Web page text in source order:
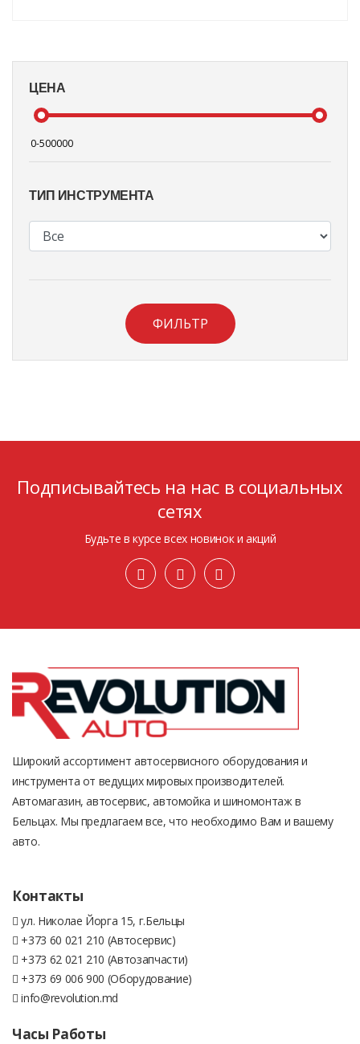
ЦЕНА
ТИП ИНСТРУМЕНТА
ФИЛЬТР
Подписывайтесь на нас в социальных
сетях
Будьте в курсе всех новинок и акций
Широкий ассортимент автосервисного оборудования и
инструмента от ведущих мировых производителей.
Автомагазин, автосервис, автомойка и шиномонтаж в
Бельцах. Мы предлагаем все, что необходимо Вам и вашему
авто.
Контакты
ул. Николае Йорга 15, г.Бельцы
+373 60 021 210 (Автосервис)
+373 62 021 210 (Автозапчасти)
+373 69 006 900 (Оборудование)
info@revolution.md
Часы Работы